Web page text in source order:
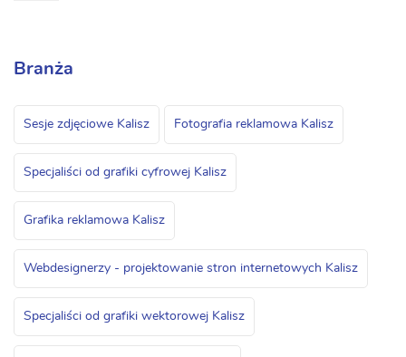
Branża
Sesje zdjęciowe Kalisz Fotografia reklamowa Kalisz
Specjaliści od grafiki cyfrowej Kalisz
Grafika reklamowa Kalisz
Webdesignerzy - projektowanie stron internetowych Kalisz
Specjaliści od grafiki wektorowej Kalisz